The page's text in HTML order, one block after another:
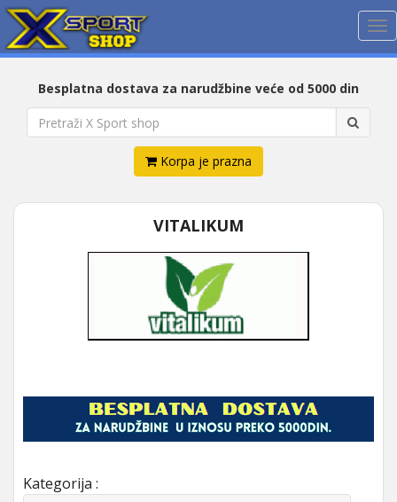
Besplatna dostava za narudžbine veće od 5000 din
Korpa je prazna
VITALIKUM
Kategorija :